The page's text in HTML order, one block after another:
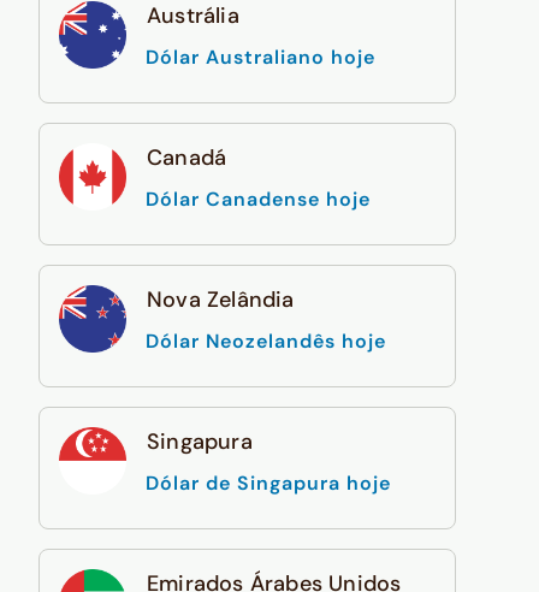
Austrália
Dólar Australiano hoje
Canadá
Dólar Canadense hoje
Nova Zelândia
Dólar Neozelandês hoje
Singapura
Dólar de Singapura hoje
Emirados Árabes Unidos